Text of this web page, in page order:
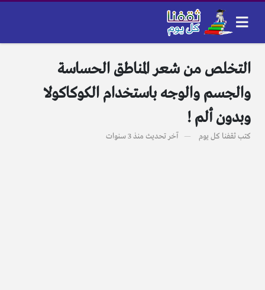
التخلص من شعر المناطق الحساسة
والجسم والوجه باستخدام الكوكاكولا
وبدون ألم !
كتبثقفنا كل يوم آخر تحديث منذ 3 سنوات